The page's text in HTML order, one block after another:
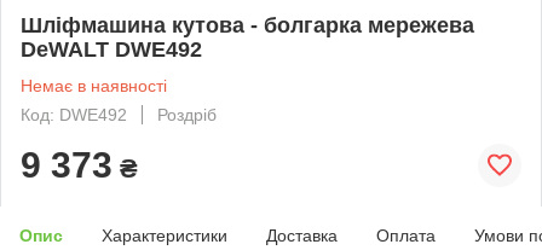
Шліфмашина кутова - болгарка мережева
DeWALT DWE492
Немає в наявності
Код: DWE492
Роздріб
9 373 ₴
Опис Характеристики Доставка Оплата Умови